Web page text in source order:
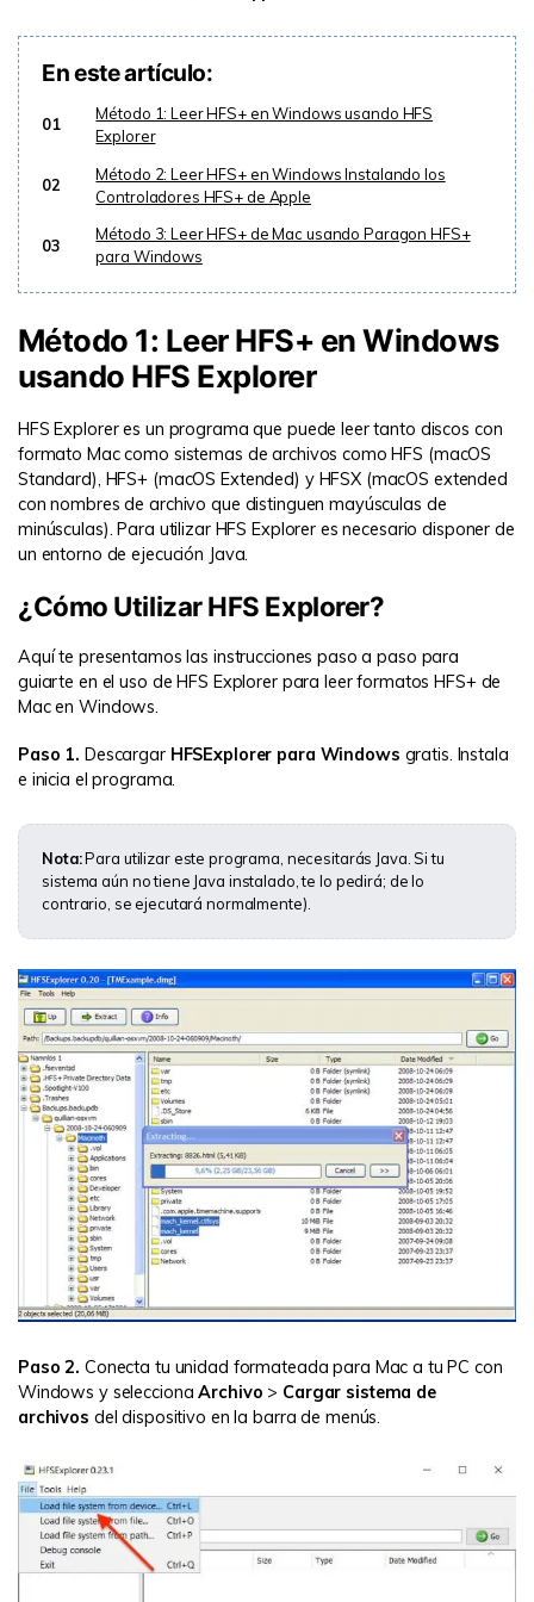
En este artículo:
01
Método 1: Leer HFS+ en Windows usando HFS
Explorer
02
Método 2: Leer HFS+ en Windows Instalando los
Controladores HFS+ de Apple
03
Método 3: Leer HFS+ de Mac usando Paragon HFS+
para Windows
Método 1: Leer HFS+ en Windows
usando HFS Explorer
HFS Explorer es un programa que puede leer tanto discos con
formato Mac como sistemas de archivos como HFS (macOS
Standard), HFS+ (macOS Extended) y HFSX (macOS extended
con nombres de archivo que distinguen mayúsculas de
minúsculas). Para utilizar HFS Explorer es necesario disponer de
un entorno de ejecución Java.
¿Cómo Utilizar HFS Explorer?
Aquí te presentamos las instrucciones paso a paso para
guiarte en el uso de HFS Explorer para leer formatos HFS+ de
Mac en Windows.
Paso 1. Descargar HFSExplorer para Windows gratis. Instala
e inicia el programa.
Nota:Para utilizar este programa, necesitarás Java. Si tu
sistema aún no tiene Java instalado, te lo pedirá; de lo
contrario, se ejecutará normalmente).
Paso 2. Conecta tu unidad formateada para Mac a tu PC con
Windows y selecciona Archivo > Cargar sistema de
archivos del dispositivo en la barra de menús.